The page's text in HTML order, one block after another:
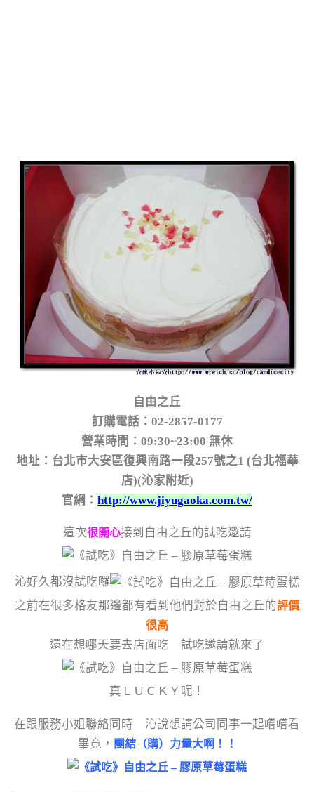
自由之丘
訂購電話：02-2857-0177
營業時間：09:30~23:00 無休
地址：台北市大安區復興南路一段257號之1 (台北福華
店)(沁家附近)
官網： http://www.jiyugaoka.com.tw/
這次很開心接到自由之丘的試吃邀請
沁好久都沒試吃囉
之前在很多格友那邊都有看到他們對於自由之丘的評價
很高
還在想哪天要去店面吃 試吃邀請就來了
真ＬＵＣＫＹ呢！
在跟服務小姐聯絡同時 沁說想請公司同事一起嚐嚐看
畢竟， 團結（購）力量大啊！！